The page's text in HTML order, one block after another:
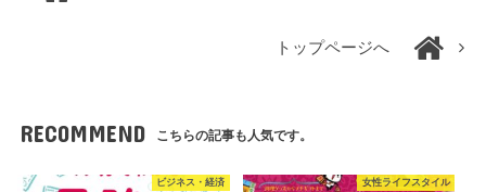
トップページへ
RECOMMEND こちらの記事も人気です。
ビジネス・経済 女性ライフスタイル